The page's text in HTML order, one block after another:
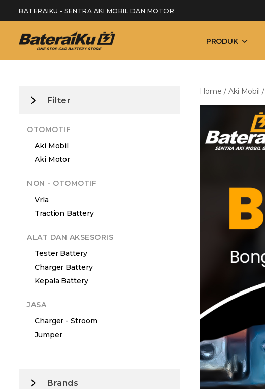
BATERAIKU - SENTRA AKI MOBIL DAN MOTOR
PRODUK
Filter
OTOMOTIF
Aki Mobil
Aki Motor
NON - OTOMOTIF
Vrla
Traction Battery
ALAT DAN AKSESORIS
Tester Battery
Charger Battery
Kepala Battery
JASA
Charger - Stroom
Jumper
Brands
Home / Aki Mobil /